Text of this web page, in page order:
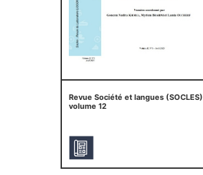
Revue Société et langues (SOCLES)
volume 12